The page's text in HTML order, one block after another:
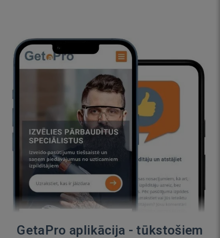
GetaPro aplikācija - tūkstošiem